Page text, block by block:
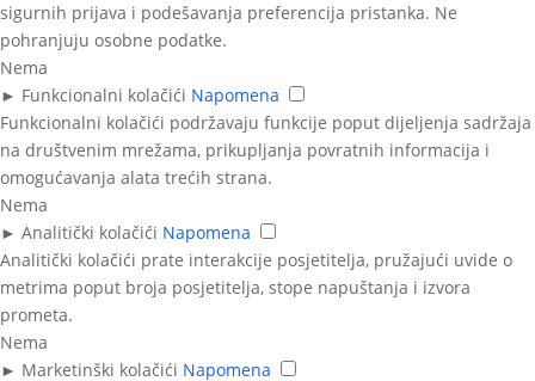
sigurnih prijava i podešavanja preferencija pristanka. Ne
pohranjuju osobne podatke.
Nema
► Funkcionalni kolačići Napomena
Funkcionalni kolačići podržavaju funkcije poput dijeljenja sadržaja
na društvenim mrežama, prikupljanja povratnih informacija i
omogućavanja alata trećih strana.
Nema
► Analitički kolačići Napomena
Analitički kolačići prate interakcije posjetitelja, pružajući uvide o
metrima poput broja posjetitelja, stope napuštanja i izvora
prometa.
Nema
► Marketinški kolačići Napomena